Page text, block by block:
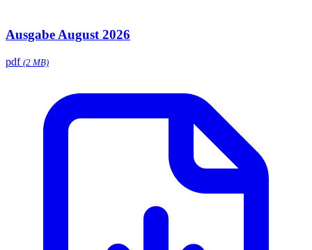
Ausgabe August 2026
pdf (2 MB)